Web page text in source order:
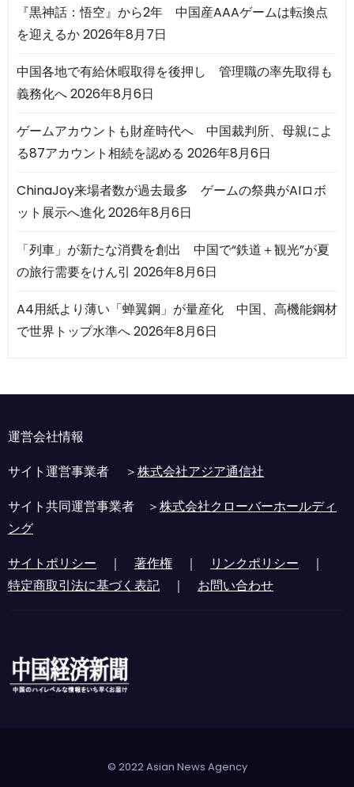
『黒神話：悟空』から2年 中国産AAAゲームは転換点
を迎えるか2026年8月7日
中国各地で有給休暇取得を後押し 管理職の率先取得も
義務化へ2026年8月6日
ゲームアカウントも財産時代へ 中国裁判所、母親によ
る87アカウント相続を認める 2026年8月6日
ChinaJoy来場者数が過去最多 ゲームの祭典がAIロボ
ット展示へ進化2026年8月6日
「列車」が新たな消費を創出 中国で“鉄道＋観光”が夏
の旅行需要をけん引 2026年8月6日
A4用紙より薄い「蝉翼鋼」が量産化 中国、高機能鋼材
で世界トップ水準へ2026年8月6日
運営会社情報
サイト運営事業者 ＞株式会社アジア通信社
サイト共同運営事業者 ＞株式会社クローバーホールディ
ング
サイトポリシー ｜ 著作権 ｜ リンクポリシー ｜
特定商取引法に基づく表記 ｜ お問い合わせ
© 2022 Asian News Agency